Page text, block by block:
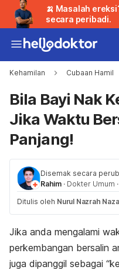
🍌 Masalah
secara peribadi.
Kehamilan Cubaan Hamil
Bila Bayi Nak
Jika Waktu
Panjang!
Disemak secara
Rahim · Dokter Umum ·
Ditulis oleh Nurul Nazrah
Jika anda mengalami
perkembangan bersalin
juga dipanggil sebagai